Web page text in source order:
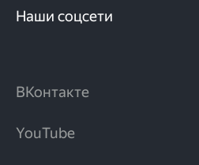
Наши соцсети
ВКонтакте
YouTube